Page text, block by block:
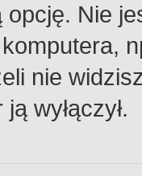
Nie
nie
wyłączył.